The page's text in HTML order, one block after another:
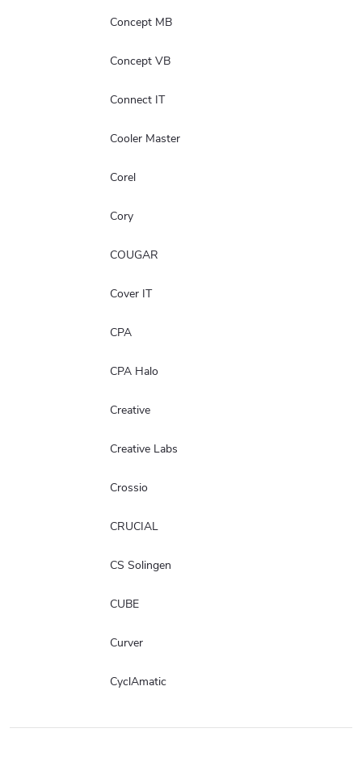
Concept MB
Concept VB
Connect IT
Cooler Master
Corel
Cory
COUGAR
Cover IT
CPA
CPA Halo
Creative
Creative Labs
Crossio
CRUCIAL
CS Solingen
CUBE
Curver
CyclAmatic